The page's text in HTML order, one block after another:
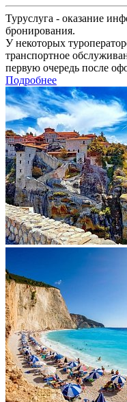
Туруслуга - оказание
бронирования.
У некоторых
транспортное
первую очередь после
Подробнее